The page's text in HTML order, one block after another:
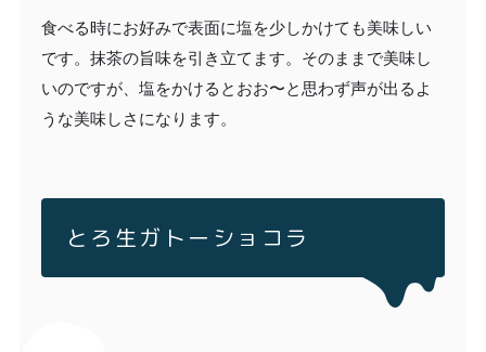
食べる時にお好みで表面に塩を少しかけても美味しい
です。抹茶の旨味を引き立てます。そのままで美味し
いのですが、塩をかけるとおお〜と思わず声が出るよ
うな美味しさになります。
とろ生ガトーショコラ